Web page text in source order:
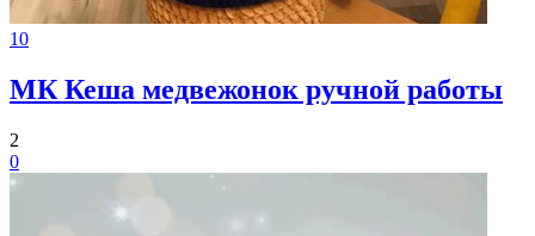
10
МК Кеша медвежонок ручной работы
2
0